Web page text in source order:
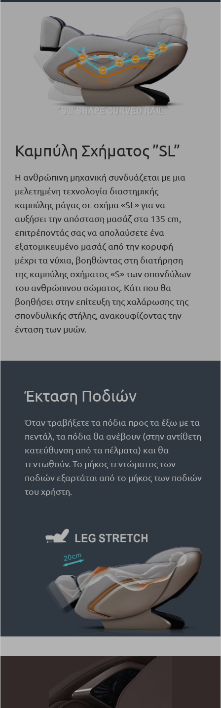
Καμπύλη Σχήματος ”SL”
Η ανθρώπινη μηχανική συνδυάζεται με μια
μελετημένη τεχνολογία διαστημικής
καμπύλης ράγας σε σχήμα «SL» για να
αυξήσει την απόσταση μασάζ στα 135 cm,
επιτρέποντάς σας να απολαύσετε ένα
εξατομικευμένο μασάζ από την κορυφή
μέχρι τα νύχια, βοηθώντας στη διατήρηση
της καμπύλης σχήματος «S» των σπονδύλων
του ανθρώπινου σώματος. Κάτι που θα
βοηθήσει στην επίτευξη της χαλάρωσης της
σπονδυλικής στήλης, ανακουφίζοντας την
ένταση των μυών.
Έκταση Ποδιών
Όταν τραβήξετε τα πόδια προς τα έξω με τα
πεντάλ, τα πόδια θα ανέβουν (στην αντίθετη
κατεύθυνση από τα πέλματα) και θα
τεντωθούν. Το μήκος τεντώματος των
ποδιών εξαρτάται από το μήκος των ποδιών
του χρήστη.